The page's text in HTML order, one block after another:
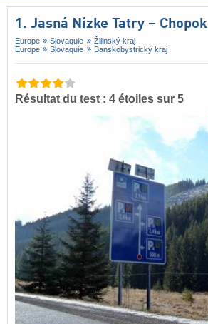
1. Jasná Nízke Tatry – Chopok
Europe Slovaquie
Žilinský kraj
Europe
Slovaquie Banskobystrický kraj
Résultat du test : 4 étoiles sur 5